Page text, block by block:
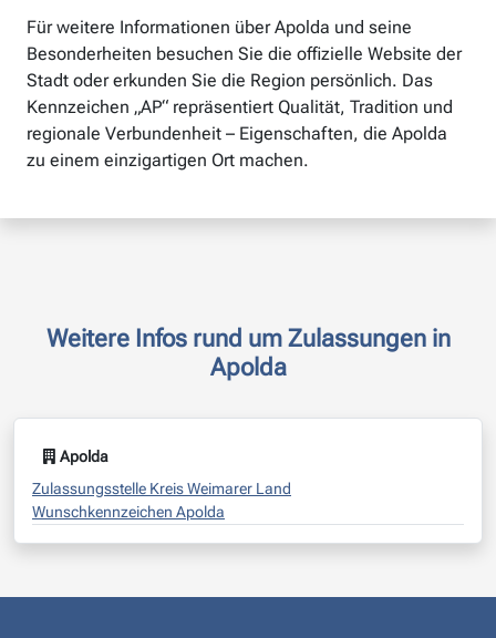
Für weitere Informationen über Apolda und seine
Besonderheiten besuchen Sie die offizielle Website der
Stadt oder erkunden Sie die Region persönlich. Das
Kennzeichen „AP“ repräsentiert Qualität, Tradition und
regionale Verbundenheit – Eigenschaften, die Apolda
zu einem einzigartigen Ort machen.
Weitere Infos rund um Zulassungen in
Apolda
Apolda
Zulassungsstelle Kreis Weimarer Land
Wunschkennzeichen Apolda